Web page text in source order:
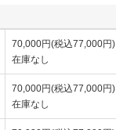
70,000円(税込77,000円)
在庫なし
70,000円(税込77,000円)
在庫なし